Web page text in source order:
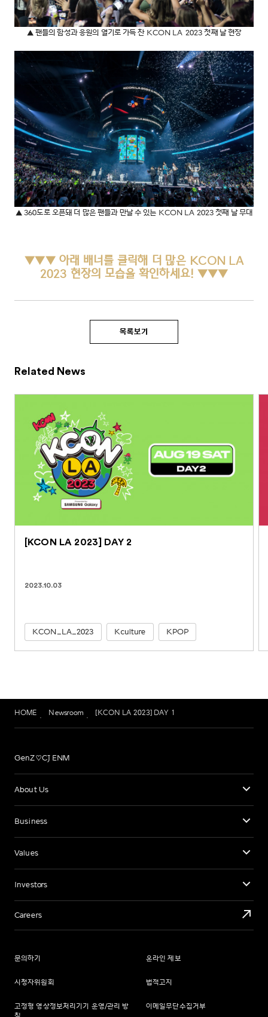
▲ 팬들의 함성과 응원의 열기로 가득 찬 KCON LA 2023 첫째 날 현장
▲ 360도로 오픈돼 더 많은 팬들과 만날 수 있는 KCON LA 2023 첫째 날 무대
▼▼▼ 아래 배너를 클릭해 더 많은 KCON LA
2023 현장의 모습을 확인하세요! ▼▼▼
목록보기
Related News
[KCON LA 2023] DAY 2
2023.10.03
KCON_LA_2023 Kculture KPOP
HOME Newsroom [KCON LA 2023] DAY 1
GenZ♡CJ ENM
About Us
Business
Values
Investors
Careers
문의하기 온라인 제보
시청자위원회 법적고지
고정형 영상정보처리기기 운영/관리 방
이메일무단수집거부